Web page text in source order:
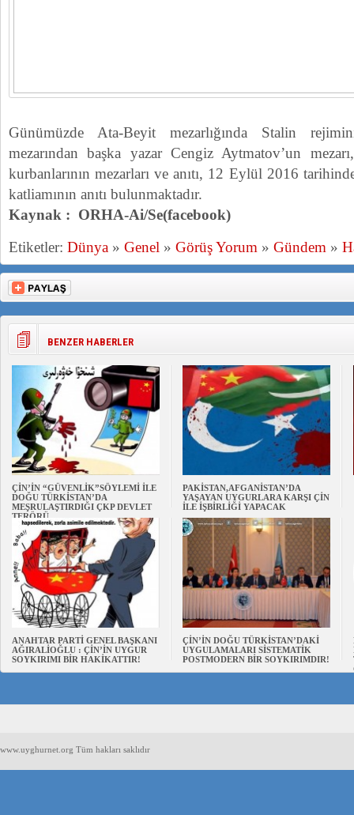
Günümüzde Ata-Beyit mezarlığında Stalin
mezarından başka yazar Cengiz Aytmatov’un
kurbanlarının mezarları ve anıtı, 12 Eylül 2016 tarihinde
katliamının anıtı bulunmaktadır.
Kaynak : ORHA-Ai/Se(facebook)
Etiketler: Dünya » Genel » Görüş Yorum » Gündem »
BENZER HABERLER
ÇİN’İN “GÜVENLİK”SÖYLEMİ İLE
DOĞU TÜRKİSTAN’DA
MEŞRULAŞTIRDIĞI ÇKP DEVLET
TERÖRÜ
PAKİSTAN,AFGANİSTAN’DA
YAŞAYAN UYGURLARA KARŞI ÇİN
İLE İŞBİRLİĞİ YAPACAK
ANAHTAR PARTİ GENEL BAŞKANI
AĞIRALİOĞLU : ÇİN’İN UYGUR
SOYKIRIMI BİR HAKİKATTIR!
ÇİN’İN DOĞU TÜRKİSTAN’DAKİ
UYGULAMALARI SİSTEMATİK
POSTMODERN BİR SOYKIRIMDIR!
www.uyghurnet.org Tüm hakları saklıdır